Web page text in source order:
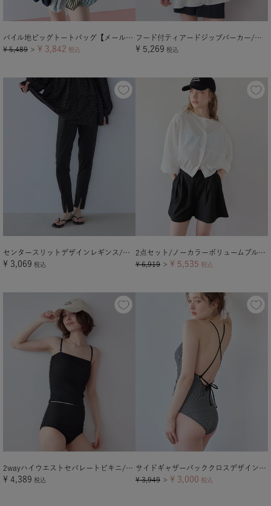
パイル地ビッグトートバッグ【メール便可／100】
¥ 5,489 ＞ ¥ 3,842 税込
フード付ティアードジップパーカー/ラッシュガード【メール便可／100】
¥ 5,269 税込
センタースリットデザインレギンス/ラッシュガード【メール便可／100】
¥ 3,069 税込
2点セット/ノーカラーボリュームブルゾンラッシュガード×ショートパンツ
¥ 6,919 ＞ ¥ 5,535 税込
2wayハイウエストセパレートビキニ/水着【メール便可／100】
¥ 4,389 税込
サイドギャザーバッククロスデザインワンピース/水着【メール便可／100】
¥ 3,949 ＞ ¥ 3,000 税込